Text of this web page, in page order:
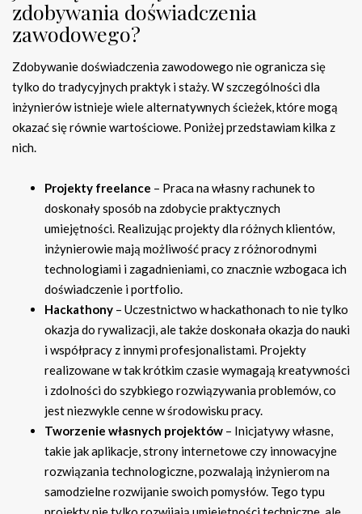
zdobywania doświadczenia
zawodowego?
Zdobywanie doświadczenia zawodowego nie ogranicza się
tylko do tradycyjnych praktyk i staży. W szczególności dla
inżynierów istnieje wiele alternatywnych ścieżek, które mogą
okazać się równie wartościowe. Poniżej przedstawiam kilka z
nich.
Projekty freelance – Praca na własny rachunek to
doskonały sposób na zdobycie praktycznych
umiejętności. Realizując projekty dla różnych klientów,
inżynierowie mają możliwość pracy z różnorodnymi
technologiami i zagadnieniami, co znacznie wzbogaca ich
doświadczenie i portfolio.
Hackathony – Uczestnictwo w hackathonach to nie tylko
okazja do rywalizacji, ale także doskonała okazja do nauki
i współpracy z innymi profesjonalistami. Projekty
realizowane w tak krótkim czasie wymagają kreatywności
i zdolności do szybkiego rozwiązywania problemów, co
jest niezwykle cenne w środowisku pracy.
Tworzenie własnych projektów – Inicjatywy własne,
takie jak aplikacje, strony internetowe czy innowacyjne
rozwiązania technologiczne, pozwalają inżynierom na
samodzielne rozwijanie swoich pomysłów. Tego typu